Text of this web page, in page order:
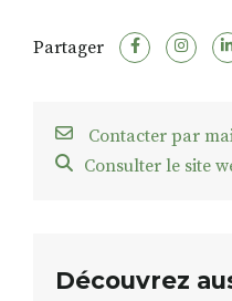
Partager
Contacter par
Consulter le site
Découvrez